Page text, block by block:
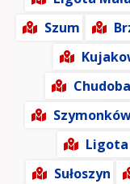
Szum
Chudoba
Ligota
Sułoszyn